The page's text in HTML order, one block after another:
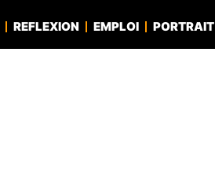
REFLEXION EMPLOI PORTRAIT